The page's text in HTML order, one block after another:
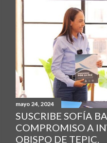
mayo 24, 2024
SUSCRIBE SOFÍA
COMPROMISO A
OBISPO DE TEPIC.